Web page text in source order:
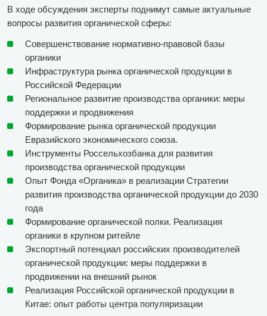
В ходе обсуждения эксперты поднимут самые актуальные
вопросы развития органической сферы:
Совершенствование нормативно-правовой базы
органики
Инфраструктура рынка органической продукции в
Российской Федерации
Региональное развитие производства органики: меры
поддержки и продвижения
Формирование рынка органической продукции
Евразийского экономического союза.
Инструменты Россельхозбанка для развития
производства органической продукции
Опыт Фонда «Органика» в реализации Стратегии
развития производства органической продукции до 2030
года
Формирование органической полки. Реализация
органики в крупном ритейле
Экспортный потенциал российских производителей
органической продукции: меры поддержки в
продвижении на внешний рынок
Реализация Российской органической продукции в
Китае: опыт работы центра популяризации